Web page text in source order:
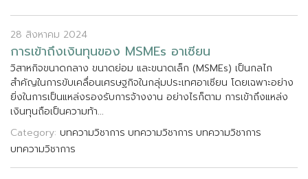
28 สิงหาคม 2024
การเขาถงเงนทนของ MSMEs อาเซยน
วสาหกจขนาดกลาง ขนาดยอม และขนาดเลก (MSMEs) เปนกลไก
สคญในการขบเคลอนเศรษฐกจในกลมประเทศอาเซยน โดยเฉพาะอยาง
ยงในการเปนแหลงรองรบการจางงาน อยางไรกตาม การเขาถงแหลง
เงนทนถอเปนความทา...
Category: บทความวิชาการ บทความวิชาการ บทความวิชาการ
บทความวิชาการ